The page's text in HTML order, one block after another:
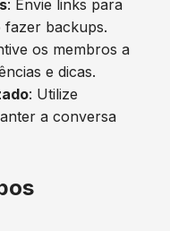
: Envie links para
fazer backups.
os membros a
e dicas.
: Utilize
a conversa